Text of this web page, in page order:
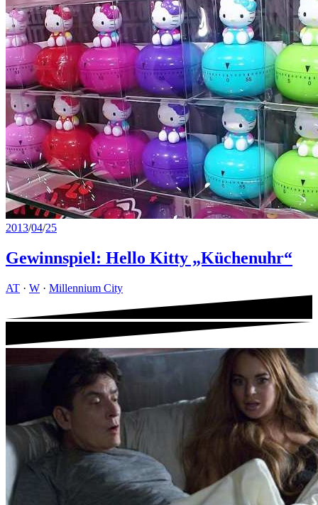
2013/04/25
Gewinnspiel: Hello Kitty „Küchenuhr“
AT · W · Millennium City